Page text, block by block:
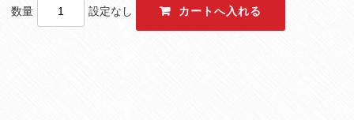
数量 設定なし